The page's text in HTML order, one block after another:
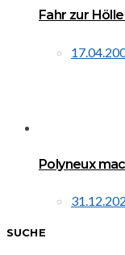
Fahr zur
Polyneux
SUCHE